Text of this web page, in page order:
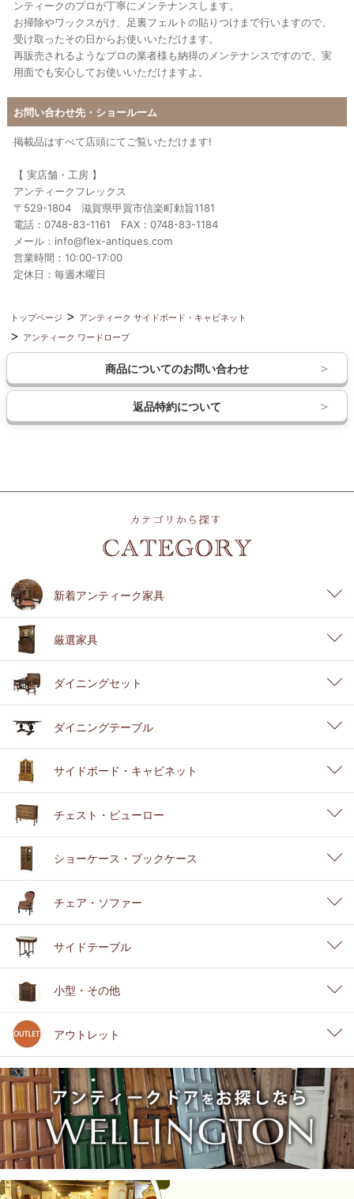
ンティークのプロが丁寧にメンテナンスします。
お掃除やワックスがけ、足裏フェルトの貼りつけまで行いますので、
受け取ったその日からお使いいただけます。
再販売されるようなプロの業者様も納得のメンテナンスですので、実
用面でも安心してお使いいただけますよ。
お問い合わせ先・ショールーム
掲載品はすべて店頭にてご覧いただけます!
【 実店舗・工房 】
アンティークフレックス
〒529-1804 滋賀県甲賀市信楽町勅旨1181
電話：0748-83-1161 FAX：0748-83-1184
メール：info@flex-antiques.com
営業時間：10:00-17:00
定休日：毎週木曜日
トップページ
アンティーク サイドボード・キャビネット
アンティーク ワードローブ
商品についてのお問い合わせ
返品特約について
新着アンティーク家具
厳選家具
ダイニングセット
ダイニングテーブル
サイドボード・キャビネット
チェスト・ビューロー
ショーケース・ブックケース
チェア・ソファー
サイドテーブル
小型・その他
アウトレット